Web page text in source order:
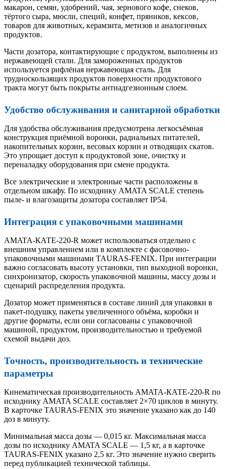
макарон, семян, удобрений, чая, зернового кофе, снеков,
тёртого сыра, мюсли, специй, конфет, пряников, кексов,
товаров для животных, керамзита, метизов и аналогичных
продуктов.
Части дозатора, контактирующие с продуктом, выполнены из
нержавеющей стали. Для замороженных продуктов
используется рифлёная нержавеющая сталь. Для
трудноскользящих продуктов поверхности продуктового
тракта могут быть покрыты антиадгезионным слоем.
Удобство обслуживания и санитарной обработки
Для удобства обслуживания предусмотрена легкосъёмная
конструкция приёмной воронки, радиальных питателей,
накопительных корзин, весовых корзин и отводящих скатов.
Это упрощает доступ к продуктовой зоне, очистку и
переналадку оборудования при смене продукта.
Все электрические и электронные части расположены в
отдельном шкафу. По исходнику AMATA SCALE степень
пыле- и влагозащиты дозатора составляет IP54.
Интеграция с упаковочными машинами
AMATA-КАТЕ-220-R может использоваться отдельно с
внешним управлением или в комплекте с фасовочно-
упаковочными машинами TAURAS-FENIX. При интеграции
важно согласовать высоту установки, тип выходной воронки,
синхронизатор, скорость упаковочной машины, массу дозы и
сценарий распределения продукта.
Дозатор может применяться в составе линий для упаковки в
пакет-подушку, пакеты увеличенного объёма, коробки и
другие форматы, если они согласованы с упаковочной
машиной, продуктом, производительностью и требуемой
схемой выдачи доз.
Точность, производительность и технические
параметры
Кинематическая производительность AMATA-КАТЕ-220-R по
исходнику AMATA SCALE составляет 2×70 циклов в минуту.
В карточке TAURAS-FENIX это значение указано как до 140
доз в минуту.
Минимальная масса дозы — 0,015 кг. Максимальная масса
дозы по исходнику AMATA SCALE — 1,5 кг, а в карточке
TAURAS-FENIX указано 2,5 кг. Это значение нужно сверить
перед публикацией технической таблицы.